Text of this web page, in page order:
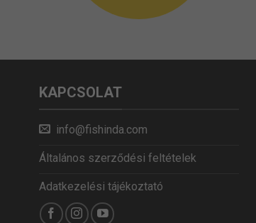
KAPCSOLAT
info@fishinda.com
Általános szerződési feltételek
Adatkezelési tájékoztató